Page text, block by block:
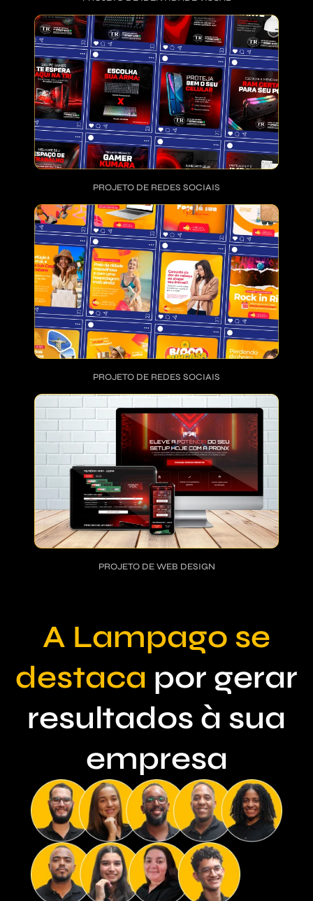
PROJETO DE REDES SOCIAIS
PROJETO DE REDES SOCIAIS
PROJETO DE WEB DESIGN
A Lampago se
destaca por gerar
resultados à sua
empresa